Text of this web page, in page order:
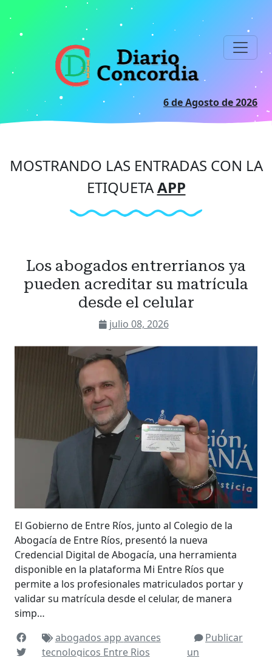
contenido
6 de Agosto de 2026
MOSTRANDO LAS ENTRADAS CON LA
ETIQUETAAPP
Los abogados entrerrianos ya
pueden acreditar su matrícula
desde el celular
julio 08, 2026
El Gobierno de Entre Ríos, junto al Colegio de la
Abogacía de Entre Ríos, presentó la nueva
Credencial Digital de Abogacía, una herramienta
disponible en la plataforma Mi Entre Ríos que
permite a los profesionales matriculados portar y
validar su matrícula desde el celular, de manera
simp…
abogados app avances
tecnologicos Entre Rios
Publicar
un